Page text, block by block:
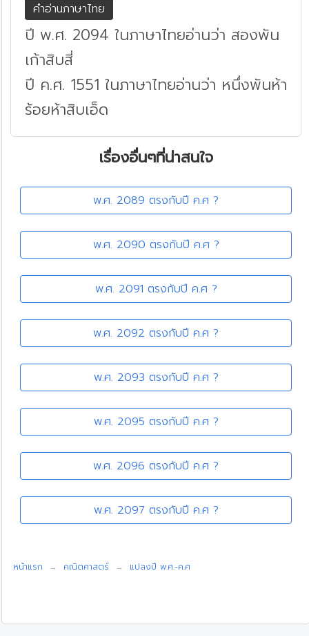
คำอ่านภาษาไทย
ปี พ.ศ. 2094 ในภาษาไทยอ่านว่า สองพัน
เก้าสิบสี่
ปี ค.ศ. 1551 ในภาษาไทยอ่านว่า หนึ่งพันห้า
ร้อยห้าสิบเอ็ด
เรื่องอื่นๆที่น่าสนใจ
พ.ศ. 2089 ตรงกับปี ค.ศ ?
พ.ศ. 2090 ตรงกับปี ค.ศ ?
พ.ศ. 2091 ตรงกับปี ค.ศ ?
พ.ศ. 2092 ตรงกับปี ค.ศ ?
พ.ศ. 2093 ตรงกับปี ค.ศ ?
พ.ศ. 2095 ตรงกับปี ค.ศ ?
พ.ศ. 2096 ตรงกับปี ค.ศ ?
พ.ศ. 2097 ตรงกับปี ค.ศ ?
หน้าแรก คณิตศาสตร์ แปลงปี พ.ศ.-ค.ศ